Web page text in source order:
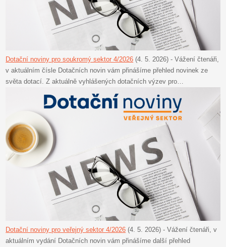
Dotační noviny pro soukromý sektor 4/2026 (4. 5. 2026) - Vážení čtenáři,
v aktuálním čísle Dotačních novin vám přinášíme přehled novinek ze
světa dotací. Z aktuálně vyhlášených dotačních výzev pro…
Dotační noviny pro veřejný sektor 4/2026 (4. 5. 2026) - Vážení čtenáři, v
aktuálním vydání Dotačních novin vám přinášíme další přehled